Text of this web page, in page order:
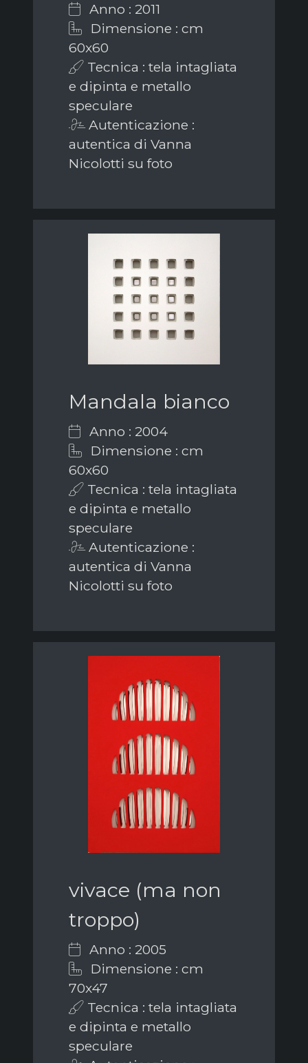
Anno : 2011
Dimensione : cm
60x60
Tecnica : tela intagliata
e dipinta e metallo
speculare
Autenticazione :
autentica di Vanna
Nicolotti su foto
Mandala bianco
Anno : 2004
Dimensione : cm
60x60
Tecnica : tela intagliata
e dipinta e metallo
speculare
Autenticazione :
autentica di Vanna
Nicolotti su foto
vivace (ma non
troppo)
Anno : 2005
Dimensione : cm
70x47
Tecnica : tela intagliata
e dipinta e metallo
speculare